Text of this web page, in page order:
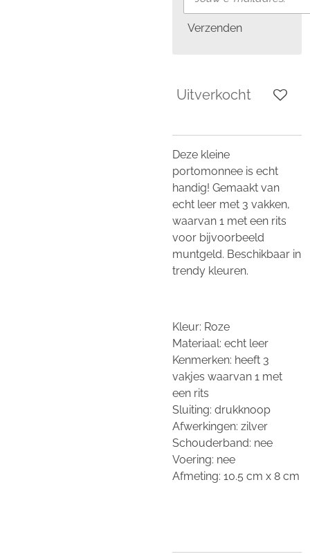
Verzenden
Uitverkocht
Deze kleine
portomonnee is echt
handig! Gemaakt van
echt leer met 3 vakken,
waarvan 1 met een rits
voor bijvoorbeeld
muntgeld. Beschikbaar in
trendy kleuren.
Kleur: Roze
Materiaal: echt leer
Kenmerken: heeft 3
vakjes waarvan 1 met
een rits
Sluiting: drukknoop
Afwerkingen: zilver
Schouderband: nee
Voering: nee
Afmeting: 10.5 cm x 8 cm